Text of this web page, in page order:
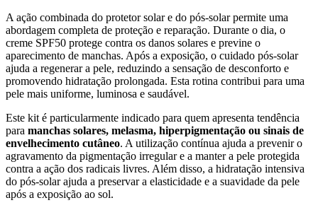
A ação combinada do protetor solar e do pós-solar permite uma
abordagem completa de proteção e reparação. Durante o dia, o
creme SPF50 protege contra os danos solares e previne o
aparecimento de manchas. Após a exposição, o cuidado pós-solar
ajuda a regenerar a pele, reduzindo a sensação de desconforto e
promovendo hidratação prolongada. Esta rotina contribui para uma
pele mais uniforme, luminosa e saudável.
Este kit é particularmente indicado para quem apresenta tendência
para manchas solares, melasma, hiperpigmentação ou sinais de
envelhecimento cutâneo. A utilização contínua ajuda a prevenir o
agravamento da pigmentação irregular e a manter a pele protegida
contra a ação dos radicais livres. Além disso, a hidratação intensiva
do pós-solar ajuda a preservar a elasticidade e a suavidade da pele
após a exposição ao sol.